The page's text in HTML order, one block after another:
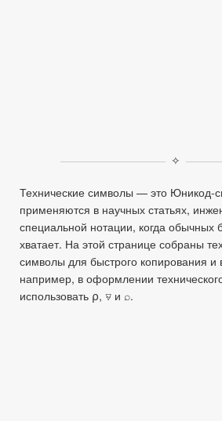
✧
Технические символы — это
применяются в научных статьях,
специальной нотации, когда обычных
хватает. На этой странице собраны
символы для быстрого копирования и
например, в оформлении
использовать ⍴, ⍫ и ⌕.